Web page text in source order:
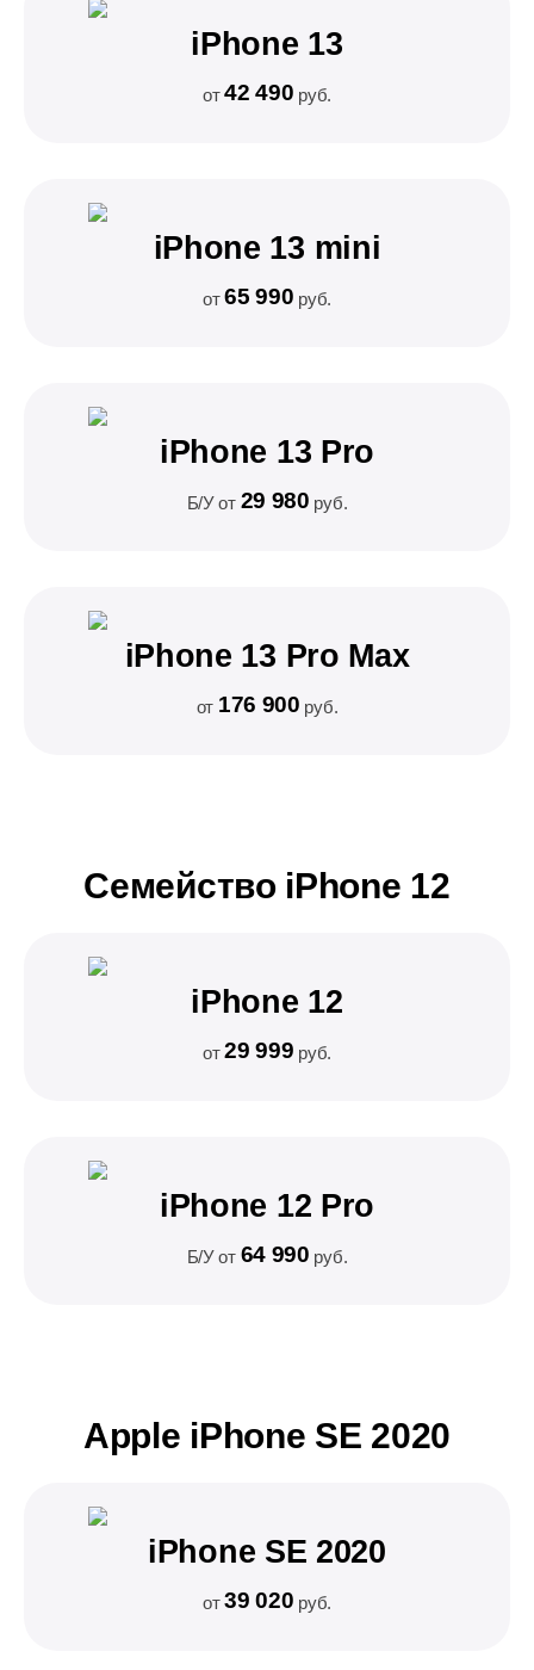
iPhone 13
от42 490 руб.
iPhone 13 mini
от65 990 руб.
iPhone 13 Pro
Б/У от 29 980 руб.
iPhone 13 Pro Max
от 176 900 руб.
Семейство iPhone 12
iPhone 12
от29 999 руб.
iPhone 12 Pro
Б/У от 64 990 руб.
Apple iPhone SE 2020
iPhone SE 2020
от39 020 руб.